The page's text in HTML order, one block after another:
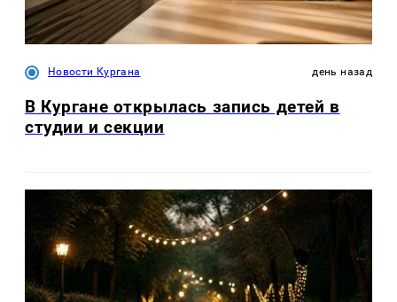
Новости Кургана день назад
В Кургане открылась запись детей в
студии и секции